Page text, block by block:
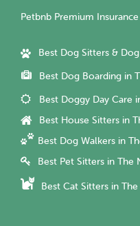
Petbnb Premium Insurance
Best Dog Sitters &
Best Dog Boarding in
Best Doggy Day Care
Best House Sitters in
Best Dog Walkers in
Best Pet Sitters in The
Best Cat Sitters in